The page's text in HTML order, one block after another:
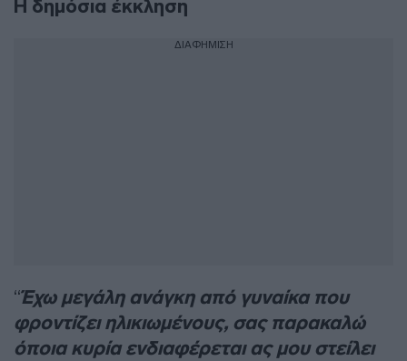
Η δημόσια έκκληση
ΔΙΑΦΗΜΙΣΗ
“Έχω μεγάλη ανάγκη από γυναίκα που
φροντίζει ηλικιωμένους, σας παρακαλώ
όποια κυρία ενδιαφέρεται ας μου στείλει